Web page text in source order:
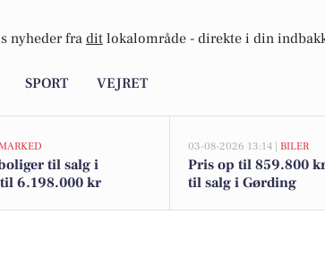
nyheder fra dit lokalområde - direkte i din
SPORT VEJRET
til salg i
6.198.000 kr
03-08-2026 13:14 | BILER
Pris op til 859.800
til salg i Gørding